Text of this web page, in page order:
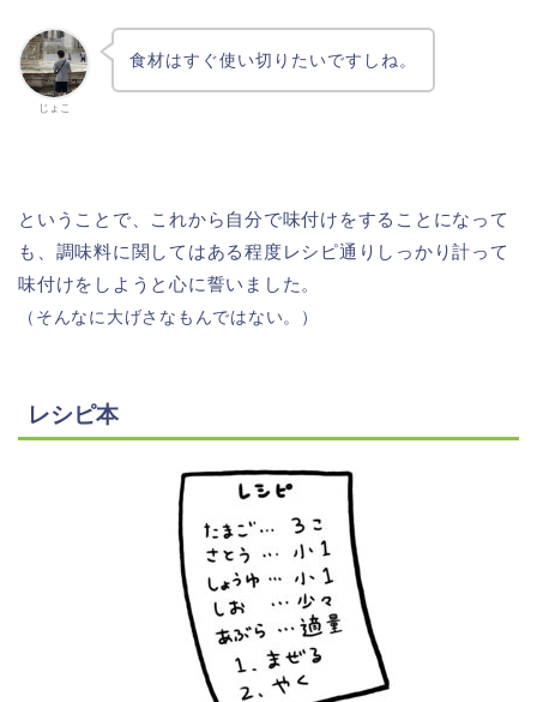
じょこ
食材はすぐ使い切りたいですしね。
ということで、これから自分で味付けをすることになって
も、調味料に関してはある程度レシピ通りしっかり計って
味付けをしようと心に誓いました。
（そんなに大げさなもんではない。）
レシピ本